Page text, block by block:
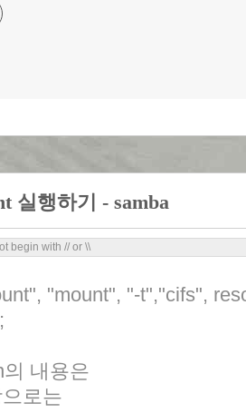
실행하기 - samba
begin with // or \\
"mount", "-t","cifs",
내용은
로는